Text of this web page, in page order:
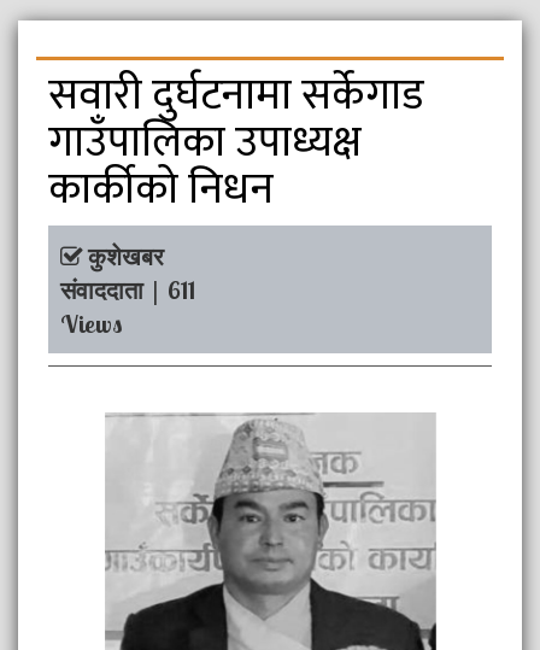
सवारी दुर्घटनामा सर्केगाड
गाउँपालिका उपाध्यक्ष
कार्कीको निधन
कुशेखबर
संवाददाता | 611
Views